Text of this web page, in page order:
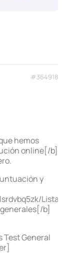
#364918
hemos
online[/b]
y
b]
General